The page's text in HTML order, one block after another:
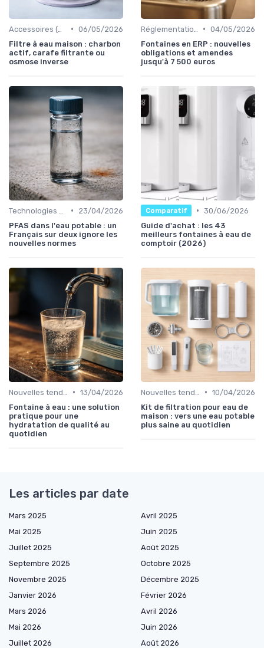
• 06/05/2026
Filtre à eau maison : charbon
actif, carafe filtrante ou
osmose inverse
• 04/05/2026
Fontaines en ERP : nouvelles
obligations et amendes
jusqu'à 7 500 euros
•
23/04/2026
PFAS dans l'eau potable : un
Français sur deux ignore les
nouvelles normes
Comparatif • 30/06/2026
Guide d'achat : les 43
meilleurs fontaines à eau de
comptoir (2026)
• 13/04/2026
Fontaine à eau : une solution
pratique pour une
hydratation de qualité au
quotidien
• 10/04/2026
Kit de filtration pour eau de
maison : vers une eau potable
plus saine au quotidien
Les articles par date
Mars 2025
Avril 2025
Mai 2025
Juin 2025
Juillet 2025
Août 2025
Septembre 2025
Octobre 2025
Novembre 2025
Décembre 2025
Janvier 2026
Février 2026
Mars 2026
Avril 2026
Mai 2026
Juin 2026
Juillet 2026
Août 2026